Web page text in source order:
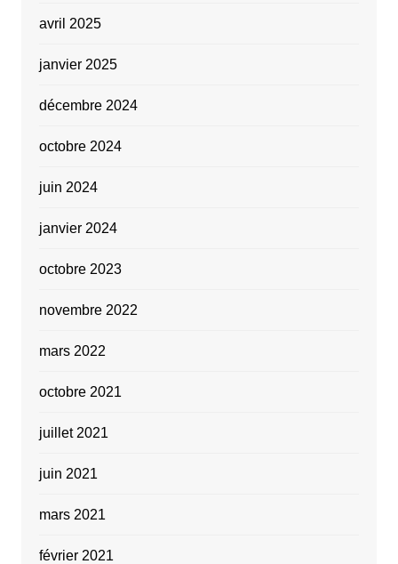
avril 2025
janvier 2025
décembre 2024
octobre 2024
juin 2024
janvier 2024
octobre 2023
novembre 2022
mars 2022
octobre 2021
juillet 2021
juin 2021
mars 2021
février 2021